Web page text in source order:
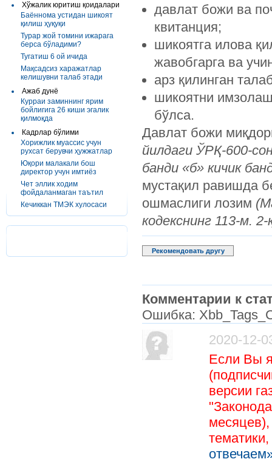
Хўжалик юритиш қоидалари
Баённома устидан шикоят
қилиш ҳуқуқи
Турар жой томини ижарага
берса бўладими?
Тугатиш 6 ой ичида
Мақсадсиз харажатлар
келишувни талаб этади
Ажаб дунё
Курраи заминнинг ярим
бойлигига 26 киши эгалик
қилмоқда
Кадрлар бўлими
Хорижлик муассис учун
рухсат берувчи ҳужжатлар
Юқори малакали бош
директор учун имтиёз
Чет эллик ходим
фойдаланмаган таътил
Кечиккан ТМЭК хулосаси
давлат божи ва
квитанция;
шикоятга илова
жавобгарга ва
арз қилинган
шикоятни
бўлса.
Давлат божи
йилдаги ЎРҚ-600-
банди «б» кичик
мустақил равишда
ошмаслиги лозим
кодекснинг 113-м. 2-
Рекомендовать другу
Комментарии к
Ошибка:
2020-12-
Если Вы
версии